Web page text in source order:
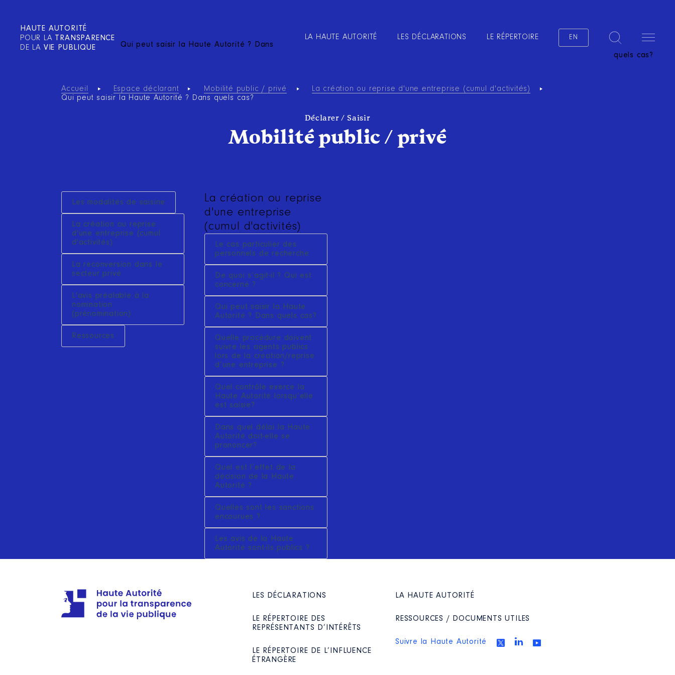
HAUTE AUTORITÉ
POUR LA TRANSPARENCE
DE LA VIE PUBLIQUE
LA HAUTE AUTORITÉ LES DÉCLARATIONS LE RÉPERTOIRE EN
Accueil Espace déclarant Mobilité public / privé
La création ou reprise d'une entreprise (cumul d'activités)
Qui peut saisir la Haute Autorité ? Dans quels cas?
Déclarer / Saisir
Mobilité public / privé
Les modalités de saisine
La création ou reprise
d'une entreprise (cumul
d'activités)
La reconversion dans le
secteur privé
L'avis préalable à la
nomination
(prénomination)
Ressources
La création ou reprise
d'une entreprise
(cumul d'activités)
Le cas particulier des
personnels de recherche
De quoi s’agit-il ? Qui est
concerné ?
Qui peut saisir la Haute
Autorité ? Dans quels cas?
Quelle procédure doivent
suivre les agents publics
lors de la création/reprise
d’une entreprise ?
Quel contrôle exerce la
Haute Autorité lorsqu’elle
est saisie?
Dans quel délai la Haute
Autorité doit-elle se
prononcer?
Quel est l’effet de la
décision de la Haute
Autorité ?
Quelles sont les sanctions
encourues ?
Les avis de la Haute
Autorité sont-ils publics ?
Qui peut saisir la Haute Autorité ? Dans
quels cas?
LES DÉCLARATIONS
LE RÉPERTOIRE DES
REPRÉSENTANTS D’INTÉRÊTS
LE RÉPERTOIRE DE L’INFLUENCE
ÉTRANGÈRE
LA HAUTE AUTORITÉ
RESSOURCES / DOCUMENTS UTILES
Suivre la Haute Autorité